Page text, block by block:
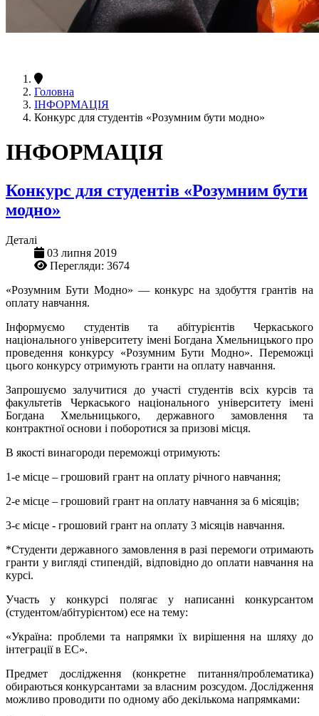
Головна
ІНФОРМАЦІЯ
Конкурс для студентів «Розумним бути модно»
ІНФОРМАЦІЯ
Конкурс для студентів «Розумним бути
модно»
Деталі
03 липня 2019
Перегляди: 3674
«Розумним Бути Модно» — конкурс на здобуття грантів на
оплату навчання.
Інформуємо студентів та абітурієнтів Черкаського
національного університету імені Богдана Хмельницького про
проведення конкурсу «Розумним Бути Модно». Переможці
цього конкурсу отримують гранти на оплату навчання.
Запрошуємо залучитися до участі студентів всіх курсів та
факультетів Черкаського національного університету імені
Богдана Хмельницького, державного замовлення та
контрактної основи і поборотися за призові місця.
В якості винагороди переможці отримують:
1-е місце – грошовий грант на оплату річного навчання;
2-е місце – грошовий грант на оплату навчання за 6 місяців;
3-є місце - грошовий грант на оплату 3 місяців навчання.
*Студенти державного замовлення в разі перемоги отримають
гранти у вигляді стипендій, відповідно до оплати навчання на
курсі.
Участь у конкурсі полягає у написанні конкурсантом
(студентом/абітурієнтом) есе на тему:
«Україна: проблеми та напрямки їх вирішення на шляху до
інтеграції в ЕС».
Предмет дослідження (конкретне питання/проблематика)
обираються конкурсантами за власним розсудом. Дослідження
можливо проводити по одному або декількома напрямками: